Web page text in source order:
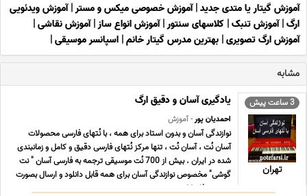
آموزش گیتار یا متدی جدید|آموزش خصوصی میکس و مستر|آموزش ویدئویی
ارگ|آموزش تنبک| کلاسهای سنتور|آموزش انواع ساز|آموزش نقاشی|
آموزش ارگ تصویری| بهترین مدرس گیتار خانم| اسپانسر موسیقی|
مشابه
3 ساعت پیش
تهران
یادگیری آسان و دقیق ارگ
احمدیان پور- آموزش
نوازندگی آسان و بدون استاد برای همه ، با نُتهای فارسی محصولات
آسان نُت ، آسان نُت ، تنها مرکز نُتهای فارسی دقیق و کامل و زمانبندی
شده در ایران . بیش از 700 نُت موسیقی ترجمه به فارسی آسان " نت
گوشی" مخصوص نوازندگی آسان برای همه قابل دانلود و ارسال بصورت
دو ر می فا ، کا ... ...